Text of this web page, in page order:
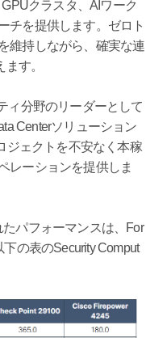
クラスタ、AIワーク
チを提供します。ゼロト
維持しながら、確実な連
す。
ィ分野のリーダーとして
Centerソリューション
ジェクトを不安なく本稼
レーションを提供しま
たパフォーマンスは、For
の表のSecurity Comput